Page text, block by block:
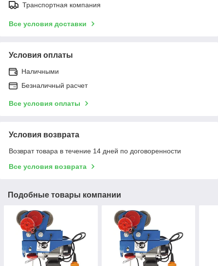
Транспортная компания
Все условия доставки
Условия оплаты
Наличными
Безналичный расчет
Все условия оплаты
Условия возврата
Возврат товара в течение 14 дней по договоренности
Все условия возврата
Подобные товары компании